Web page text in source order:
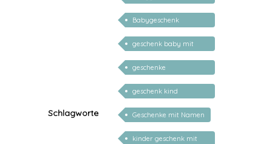
Schlagworte
geburt personalisiert
Babygeschenk
personalisiert
geschenk baby mit
namen
geschenke
personalisiert kinder
geschenk kind
personalisiert
Geschenke mit Namen
kinder geschenk mit